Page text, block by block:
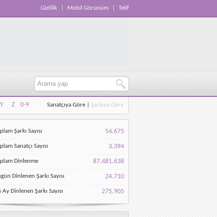
Gizlilik Mobil Görünüm Telif
Y Z
0-9
Y Z 0-9
Sanatçıya Göre Şarkıya Göre
Şarkı Sayısı 54.675
Sanatçı Sayısı 3.394
Dinlenme 87.481.638
Dinlenen Şarkı Sayısı 24.710
Ay Dinlenen Şarkı Sayısı 275.905